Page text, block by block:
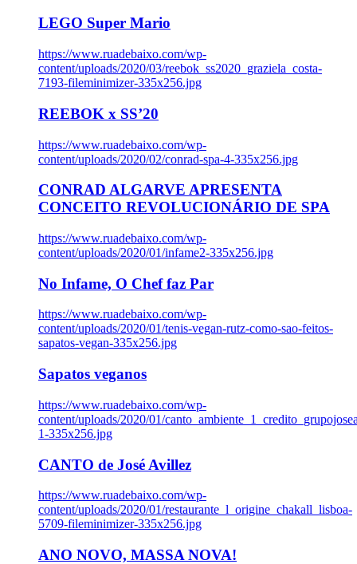
LEGO Super Mario
https://www.ruadebaixo.com/wp-
content/uploads/2020/03/reebok_ss2020_graziela_costa-
7193-fileminimizer-335x256.jpg
REEBOK x SS’20
https://www.ruadebaixo.com/wp-
content/uploads/2020/02/conrad-spa-4-335x256.jpg
CONRAD ALGARVE APRESENTA
CONCEITO REVOLUCIONÁRIO DE SPA
https://www.ruadebaixo.com/wp-
content/uploads/2020/01/infame2-335x256.jpg
No Infame, O Chef faz Par
https://www.ruadebaixo.com/wp-
content/uploads/2020/01/tenis-vegan-rutz-como-sao-feitos-
sapatos-vegan-335x256.jpg
Sapatos veganos
https://www.ruadebaixo.com/wp-
content/uploads/2020/01/
1-335x256.jpg
CANTO de José Avillez
https://www.ruadebaixo.com/wp-
content/uploads/2020/01/restaurante_l_origine_chakall_lisboa-
5709-fileminimizer-335x256.jpg
ANO NOVO, MASSA NOVA!